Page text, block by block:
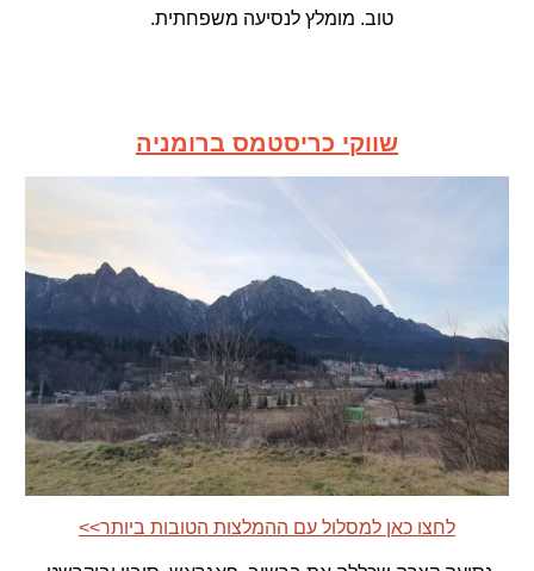
טוב. מומלץ לנסיעה משפחתית.
שווקי כריסטמס ברומניה
<<לחצו כאן למסלול עם ההמלצות הטובות ביותר